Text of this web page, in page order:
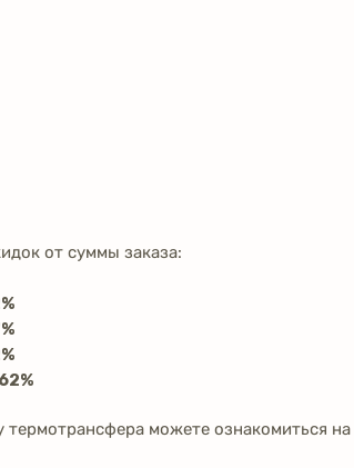
от суммы заказа:
62%
термотрансфера можете ознакомиться на